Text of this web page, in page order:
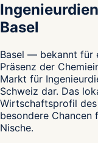
Basel
Basel — bekannt für
Präsenz der
Markt für
Schweiz dar. Das
Wirtschaftsprofil
besondere Chancen
Nische.